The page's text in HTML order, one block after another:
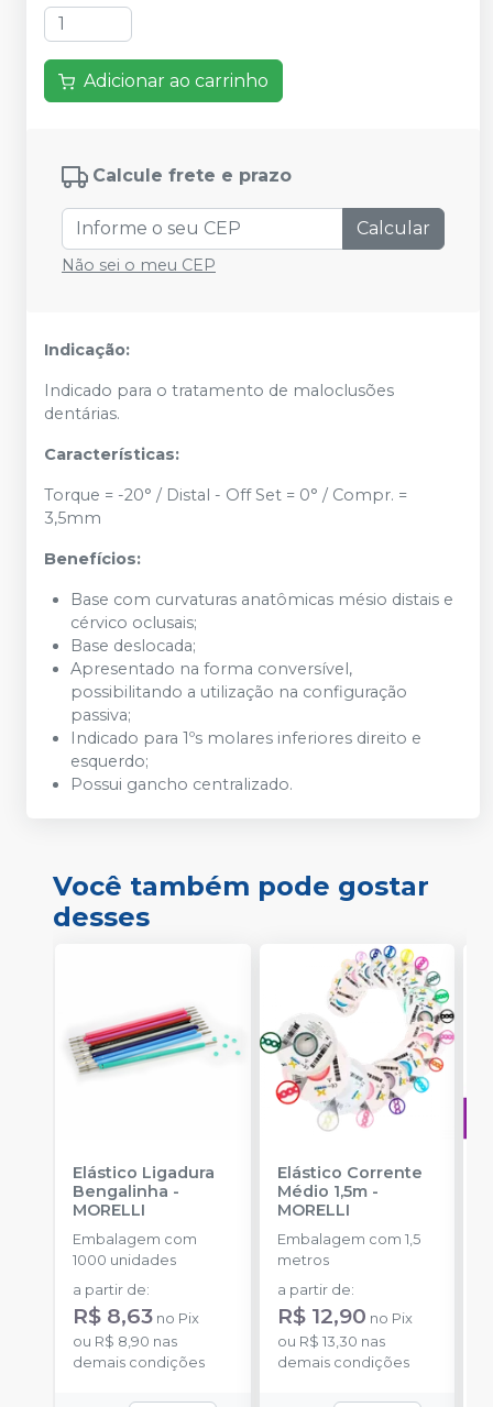
Adicionar ao carrinho
Calcule frete e prazo
Calcular
Não sei o meu CEP
Indicação:
Indicado para o tratamento de maloclusões
dentárias.
Características:
Torque = -20° / Distal - Off Set = 0° / Compr. =
3,5mm
Benefícios:
Base com curvaturas anatômicas mésio distais e
cérvico oclusais;
Base deslocada;
Apresentado na forma conversível,
possibilitando a utilização na configuração
passiva;
Indicado para 1ºs molares inferiores direito e
esquerdo;
Possui gancho centralizado.
Você também pode gostar
desses
Elástico Ligadura
Bengalinha -
MORELLI
Embalagem com
1000 unidades
a partir de:
R$ 8,63 no Pix
ou R$ 8,90 nas
demais condições
Elástico Corrente
Médio 1,5m-
MORELLI
Embalagem com 1,5
metros
a partir de:
R$ 12,90 no Pix
ou R$ 13,30 nas
demais condições